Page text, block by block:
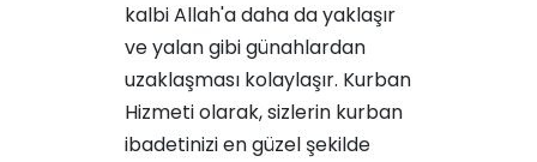
kalbi Allah'a daha da yaklaşır
ve yalan gibi günahlardan
uzaklaşması kolaylaşır. Kurban
Hizmeti olarak, sizlerin kurban
ibadetinizi en güzel şekilde